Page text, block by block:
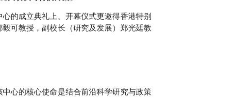
的成立典礼上。开幕仪式更邀得香港特别
可教授，副校长（研究及发展）郑光廷教
心的核心使命是结合前沿科学研究与政策